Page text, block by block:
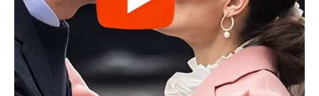
Oba puta vode ka vašem oslobađanju.
STRELAC – LJUBAV KOJA
DOLAZI KADA JE NAJMANJE